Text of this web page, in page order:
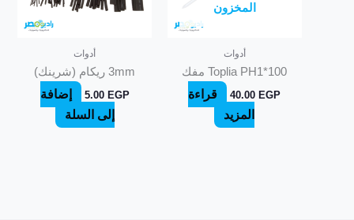
المخزون
أدوات
Toplia PH1*100 مفك
40.00 EGP
قراءة
المزيد
أدوات
3mm ريكام (شرينك)
5.00 EGP
إضافة
إلى السلة